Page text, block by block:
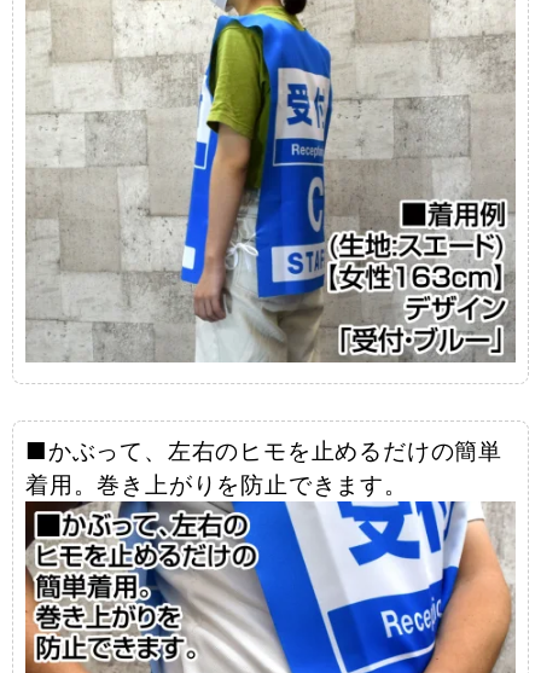
■かぶって、左右のヒモを止めるだけの簡単
着用。巻き上がりを防止できます。